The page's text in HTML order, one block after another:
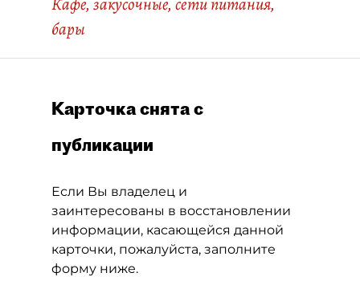
бары
Карточка снята с
публикации
Если Вы владелец и
заинтересованы в восстановлении
информации, касающейся данной
карточки, пожалуйста, заполните
форму ниже.